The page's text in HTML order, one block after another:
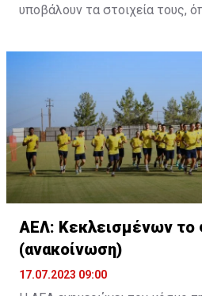
υποβάλουν τα στοιχεία τους,
ονοματεπώνυμο, αριθμός
ΑΕΛ: Κεκλεισμένων το
(ανακοίνωση)
17.07.2023 09:00